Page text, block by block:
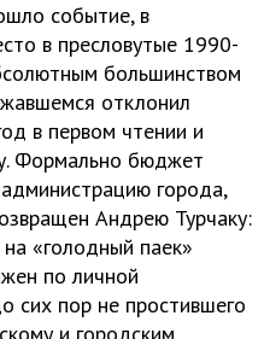
событие, в
в пресловутые 1990-
большинством
отклонил
в первом чтении и
Формально бюджет
города,
Андрею Турчаку:
«голодный паек»
по личной
сих пор не простившего